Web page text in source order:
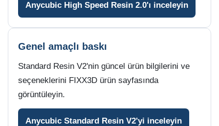
Anycubic High Speed Resin 2.0'ı inceleyin
Genel amaçlı baskı
Standard Resin V2'nin güncel ürün bilgilerini ve
seçeneklerini FIXX3D ürün sayfasında
görüntüleyin.
Anycubic Standard Resin V2'yi inceleyin